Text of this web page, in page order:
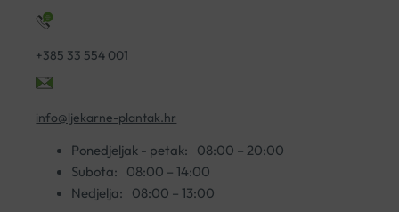
+385 33 554 001
info@ljekarne-plantak.hr
Ponedjeljak - petak:
08:00 – 20:00
Subota:
08:00 – 14:00
Nedjelja:
08:00 – 13:00